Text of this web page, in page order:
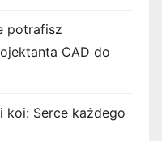
potrafisz
CAD do
koi: Serce każdego